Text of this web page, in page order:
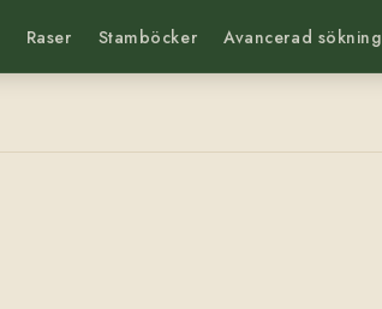
Raser Stamböcker Avancerad sökning